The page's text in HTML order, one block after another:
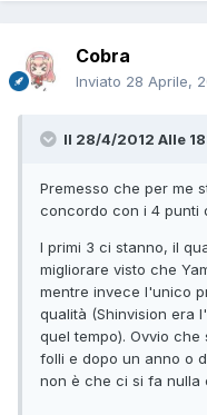
Cobra
Inviato 28 Aprile,
Il 28/4/2012 Alle
Premesso che per me
concordo con i 4 punti
I primi 3 ci stanno, il
migliorare visto che
mentre invece l'unico
qualità (Shinvision era
quel tempo). Ovvio
folli e dopo un anno o
non è che ci si fa nulla